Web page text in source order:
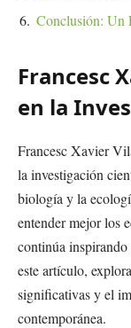
Conclusión: Un
Francesc
en la
Francesc Xavier
la investigación
biología y la
entender mejor los
continúa
este artículo,
significativas y el
contemporánea.